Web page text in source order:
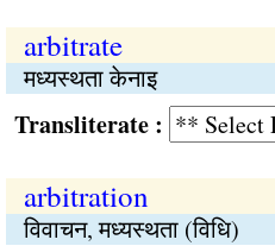
arbitrate
मध्यस्थता केनाइ
:
arbitration
विवाचन, मध्यस्थता (विधि)